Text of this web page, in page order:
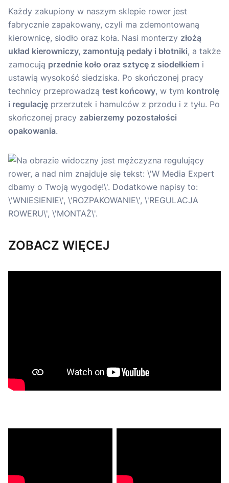
Każdy zakupiony w naszym sklepie rower jest
fabrycznie zapakowany, czyli ma zdemontowaną
kierownicę, siodło oraz koła. Nasi monterzy złożą
układ kierowniczy, zamontują pedały i błotniki, a także
zamocują przednie koło oraz sztycę z siodełkiem i
ustawią wysokość siedziska. Po skończonej pracy
technicy przeprowadzą test końcowy, w tym kontrolę
i regulację przerzutek i hamulców z przodu i z tyłu. Po
skończonej pracy zabierzemy pozostałości
opakowania.
ZOBACZ WIĘCEJ